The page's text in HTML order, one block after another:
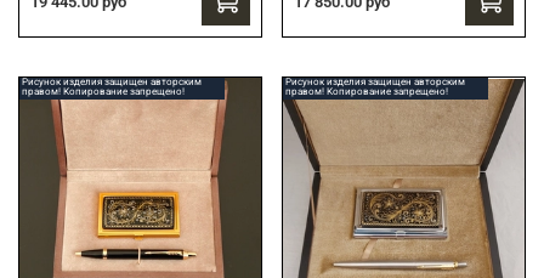
Рисунок изделия защищен авторским
правом! Копирование запрещено!
Рисунок изделия защищен авторским
правом! Копирование запрещено!